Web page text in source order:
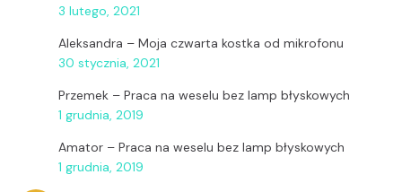
3 lutego, 2021
Aleksandra – Moja czwarta kostka od mikrofonu
30 stycznia, 2021
Przemek – Praca na weselu bez lamp błyskowych
1 grudnia, 2019
Amator – Praca na weselu bez lamp błyskowych
1 grudnia, 2019